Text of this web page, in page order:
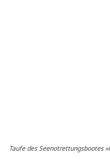
Taufe des Seenotrettungsbootes